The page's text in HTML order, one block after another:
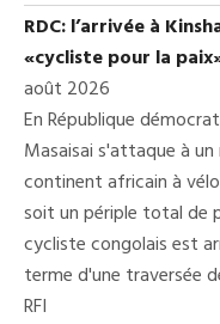
RDC: l’arrivée à
«cycliste pour la
août 2026
En République
Masaisai s'attaque à
continent africain à
soit un périple total de
cycliste congolais est
terme d'une traversée
RFI